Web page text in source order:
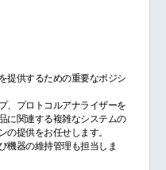
提供するための重要なポジシ
、プロトコルアナライザーを
に関連する複雑なシステムの
提供をお任せします。
機器の維持管理も担当しま